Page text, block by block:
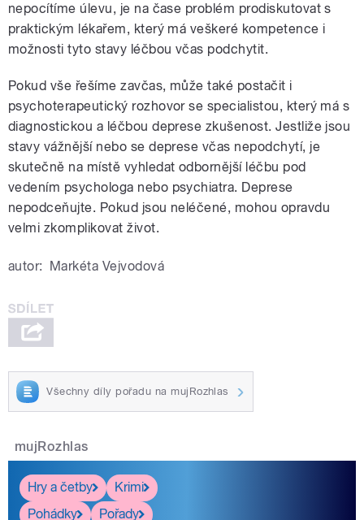
nepocítíme úlevu, je na čase problém prodiskutovat s
praktickým lékařem, který má veškeré kompetence i
možnosti tyto stavy léčbou včas podchytit.
Pokud vše řešíme zavčas, může také postačit i
psychoterapeutický rozhovor se specialistou, který má s
diagnostickou a léčbou deprese zkušenost. Jestliže jsou
stavy vážnější nebo se deprese včas nepodchytí, je
skutečně na místě vyhledat odbornější léčbu pod
vedením psychologa nebo psychiatra. Deprese
nepodceňujte. Pokud jsou neléčené, mohou opravdu
velmi zkomplikovat život.
autor: Markéta Vejvodová
Všechny díly pořadu na mujRozhlas
mujRozhlas
Hry a četby
Krimi
Pohádky
Pořady